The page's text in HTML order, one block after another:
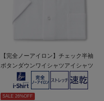
【完全ノーアイロン】チェック半袖
ボタンダウンワイシャツアイシャツ
形態安定ストレッチ吸水速乾春夏
SALE 26%OFF